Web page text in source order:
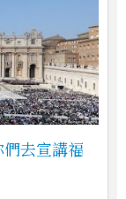
去宣講福